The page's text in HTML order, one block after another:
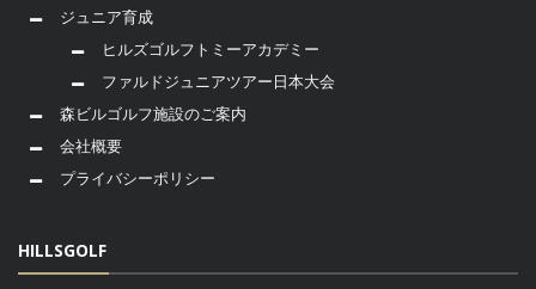
ジュニア育成
ヒルズゴルフトミーアカデミー
ファルドジュニアツアー日本大会
森ビルゴルフ施設のご案内
会社概要
プライバシーポリシー
HILLSGOLF